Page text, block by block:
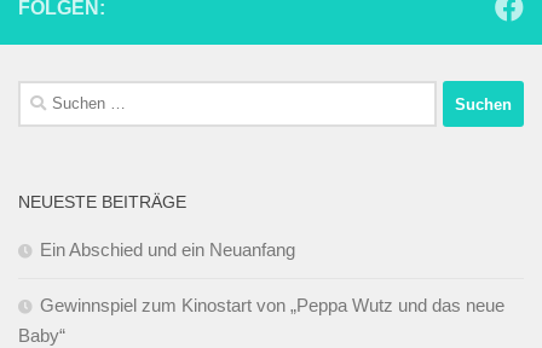
FOLGEN:
Suchen
nach:
NEUESTE BEITRÄGE
Ein Abschied und ein Neuanfang
Gewinnspiel zum Kinostart von „Peppa Wutz und das neue
Baby“